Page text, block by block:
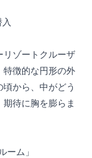
ゾートクルーザ
特徴的な円形の外
から、中がどう
待に胸を膨らま
ーム」